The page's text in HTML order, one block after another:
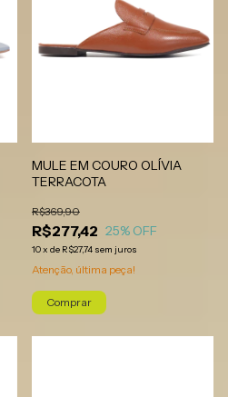
MULE EM COURO OLÍVIA
TERRACOTA
R$277,42
R$369,90
25% OFF
10x de R$27,74 sem juros
Atenção, última peça!
Comprar